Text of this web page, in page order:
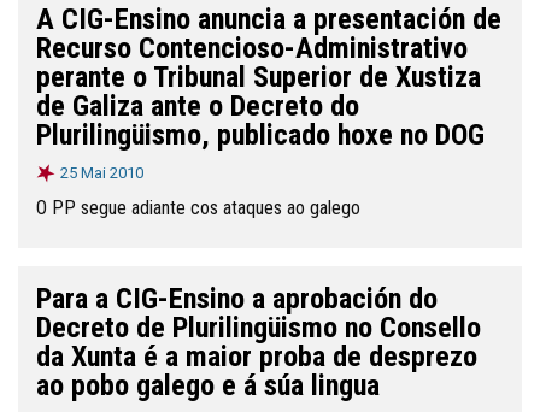
A CIG-Ensino anuncia a presentación de
Recurso Contencioso-Administrativo
perante o Tribunal Superior de Xustiza
de Galiza ante o Decreto do
Plurilingüismo, publicado hoxe no DOG
25 Mai 2010
O PP segue adiante cos ataques ao galego
Para a CIG-Ensino a aprobación do
Decreto de Plurilingüismo no Consello
da Xunta é a maior proba de desprezo
ao pobo galego e á súa lingua